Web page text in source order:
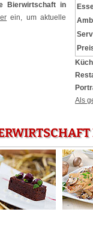
Bierwirtschaft in
ein, um aktuelle
Als